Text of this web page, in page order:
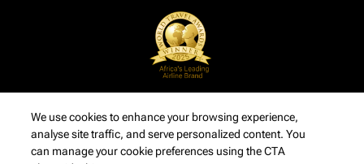
We use cookies to enhance your browsing experience,
analyse site traffic, and serve personalized content. You
can manage your cookie preferences using the CTA